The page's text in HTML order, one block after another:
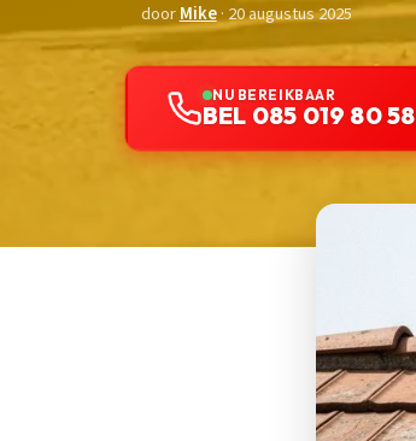
doorMike· 20 augustus 2025
NU BEREIKBAAR
BEL 085 019 80 58